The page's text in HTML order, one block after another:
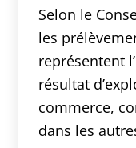
Selon le
les
représentent
résultat
commerce,
dans les